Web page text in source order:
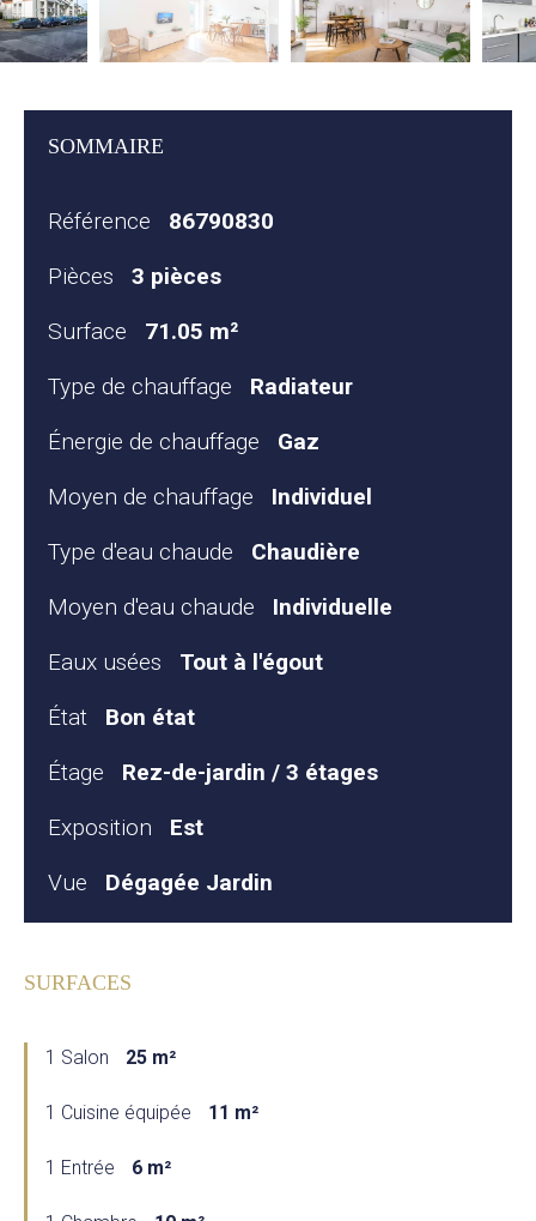
SOMMAIRE
Référence
86790830
Pièces
3 pièces
Surface
71.05 m²
Type de chauffage
Radiateur
Énergie de chauffage
Gaz
Moyen de chauffage
Individuel
Type d'eau chaude
Chaudière
Moyen d'eau chaude
Individuelle
Eaux usées
Tout à l'égout
État
Bon état
Étage
Rez-de-jardin / 3 étages
Exposition
Est
Vue
Dégagée Jardin
SURFACES
1 Salon 25 m²
1 Cuisine équipée 11 m²
1 Entrée 6 m²